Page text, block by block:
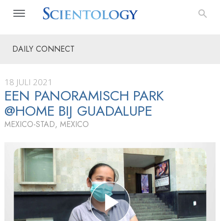
DAILY CONNECT
18 JULI 2021
EEN PANORAMISCH PARK
@HOME BIJ GUADALUPE
MEXICO-STAD, MEXICO